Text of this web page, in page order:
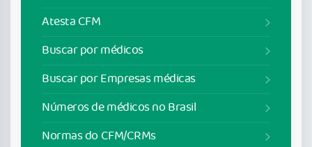
Atesta CFM
Buscar por médicos
Buscar por Empresas médicas
Números de médicos no Brasil
Normas do CFM/CRMs